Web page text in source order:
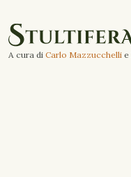
A cura di Carlo Mazzucchelli e